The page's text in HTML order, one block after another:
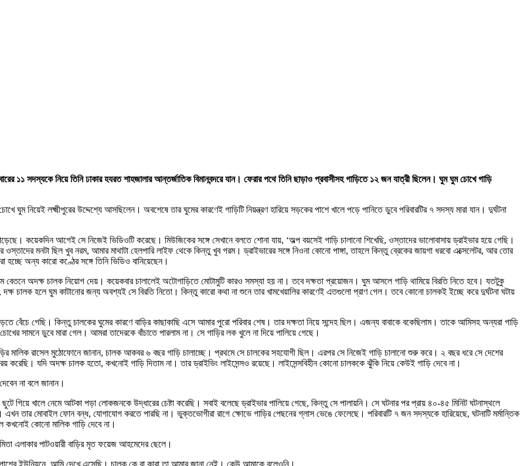
সদস্যকে নিয়ে তিনি ঢাকার হযরত শাহজালার আন্তর্জাতিক বিমানবন্দরে যান। ফেরার পথে তিনি ছাড়াও প্রবাসীসহ গাড়িতে ১২ জন যাত্রী ছিলেন। ঘুম ঘুম চোখে গাড়ি
ঘুম নিয়েই লক্ষ্মীপুরের উদ্দেশ্যে আসছিলেন। অবশেষে তার ঘুমের কারণেই গাড়িটি নিয়ন্ত্রণ হারিয়ে সড়কের পাশে খালে পড়ে পানিতে ডুবে পরিবারটির ৭ সদস্য মারা যান। দুর্ঘটনা
কয়েকদিন আগেই সে নিজেই ভিডিওটি করেছে। মিউজিকের সঙ্গে সেখানে বলতে শোনা যায়, ‘অল্প বয়সেই গাড়ি চালানো শিখেছি, ওস্তাদের ভালোবাসায় ড্রাইভার হয়ে গেছি।
মনটা ছিল খুব নরম, আমার মাথাটা হেলপারি লাইফ থেকে কিন্তু খুব গরম। ড্রাইভারের সঙ্গে নিওনা কোনো পাঙ্গা, তাহলে কিন্তু ব্রেকের জায়গা ধরবো এক্সেলেটর, আর তোর
হচ্ছে অন্য কারো কণ্ঠের সঙ্গে তিনি ভিডিও বানিয়েছেন।
বেতনে অদক্ষ চালক নিয়োগ দেয়। কয়েকবার চালালেই অটোগাড়িতে মোটামুটি কারও সমস্যা হয় না। তবে দক্ষতা প্রয়োজন। ঘুম আসলে গাড়ি থামিয়ে বিরতি নিতে হবে। যতটুকু
দক্ষ চালক হলে ঘুম কাটানোর জন্য অবশ্যই সে বিরতি নিতো। কিন্তু কারো কথা না শুনে তার খামখেয়ালির কারণেই এতগুলো প্রাণ গেল। তবে কোনো চালকই ইচ্ছে করে দুর্ঘটনা ঘটায়
বেঁচে গেছি। কিন্তু চালকের ঘুমের কারণে বাড়ির কাছাকাছি এসে আমার পুরো পরিবার শেষ। তার দক্ষতা নিয়ে সন্দেহ ছিল। এজন্য বাবাকে বকেছিলাম। তাকে আমিসহ অন্যরা গাড়ি
সামনে ডুবে মারা গেল। আমরা তাদেরকে বাঁচাতে পারলাম না। সে গাড়ির লক খুলে না দিয়ে পালিয়ে গেছে।
মালিক রাসেল মুঠোফোনে জানান, চালক আকবর ৬ বছর গাড়ি চালাচ্ছে। প্রথমে সে চালকের সহযোগী ছিল। এরপর সে নিজেই গাড়ি চালানো শুরু করে। ২ বছর ধরে সে দেশের
করেছি। যদি অদক্ষ চালক হতো, কখনোই গাড়ি দিতাম না। তার ড্রাইভিং লাইসেন্সও রয়েছে। লাইসেন্সবিহীন কোনো চালককে ঝুঁকি নিয়ে কেউই গাড়ি দেবে না।
না বলে জানান।
খালে নেমে আটকা পড়া লোকজনকে উদ্ধারের চেষ্টা করেছি। সবাই বলেছে ড্রাইভার পালিয়ে গেছে, কিন্তু সে পালায়নি। সে ঘটনার পর প্রায় ৪০-৪৫ মিনিট ঘটনাস্থলে
তার মোবাইল ফোন বন্ধ, যোগাযোগ করতে পারছি না। ভুক্তভোগীরা রাগে ক্ষোভে গাড়ির পেছনের গ্লাস ভেঙে ফেলেছে। পরিবারটি ৭ জন সদস্যকে হারিয়েছে, ঘটনাটি মর্মান্তিক
কখনোই কোনো মালিক গাড়ি দেবে না।
এলাকার পাটওয়ারী বাড়ির মৃত ফয়েজ আহমেদের ছেলে।
ইউনিয়নে, আমি দেখে এসেছি। চালক কে বা কারা তা আমার জানা নেই। কেউ আমাকে বলেওনি।